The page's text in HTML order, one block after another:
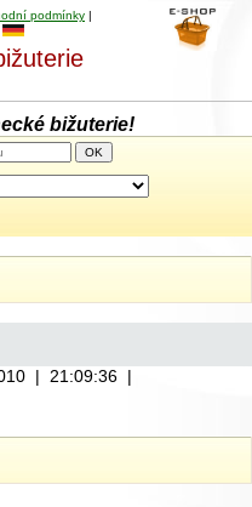
podmínky |
bižuterie!
| 21:09:36 |